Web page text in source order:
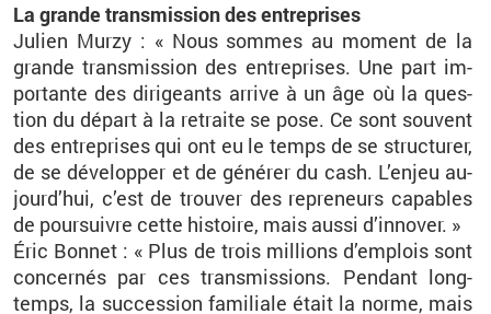
La grande trans­mis­sion des en­tre­prises
Ju­lien Murzy : « Nous sommes au mo­ment de la
grande trans­mis­sion des en­tre­prises. Une part im­
por­tante des di­ri­geants ar­rive à un âge où la ques­
tion du dé­part à la re­traite se pose. Ce sont sou­vent
des en­tre­prises qui ont eu le temps de se struc­tu­rer,
de se dé­ve­lop­per et de gé­né­rer du cash. L’en­jeu au­
jour­d’hui, c’est de trou­ver des re­pre­neurs ca­pables
de pour­suivre cette his­toire, mais aussi d’in­no­ver. »
Éric Bon­net : « Plus de trois mil­lions d’em­plois sont
concer­nés par ces trans­mis­sions. Pen­dant long­
temps, la suc­ces­sion fa­mi­liale était la norme, mais